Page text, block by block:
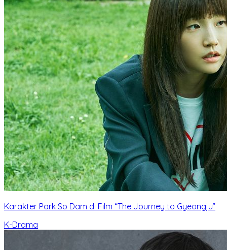
Karakter Park So Dam di Film “The Journey to Gyeongju”
K-Drama